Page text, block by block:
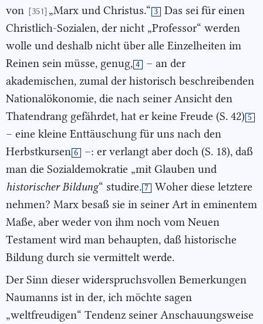
von [351] „Marx und Christus.“ 3
Das sei für einen
Christlich-Sozialen, der nicht „Professor“ werden
wolle und deshalb nicht über alle Einzelheiten im
Reinen sein müsse, genug, 4
– an der
akademischen, zumal der historisch beschreibenden
Nationalökonomie, die nach seiner Ansicht den
Thatendrang gefährdet, hat er keine Freude (S. 42) 5
– eine kleine Enttäuschung für uns nach den
Herbstkursen 6
–: er verlangt aber doch (S. 18), daß
man die Sozialdemokratie „mit Glauben und
historischer Bildung“ studire. 7
Woher diese letztere
nehmen? Marx besaß sie in seiner Art in eminentem
Maße, aber weder von ihm noch vom Neuen
Testament wird man behaupten, daß historische
Bildung durch sie vermittelt werde.
Der Sinn dieser widerspruchsvollen Bemerkungen
Naumanns ist in der, ich möchte sagen
„weltfreudigen“ Tendenz seiner Anschauungsweise